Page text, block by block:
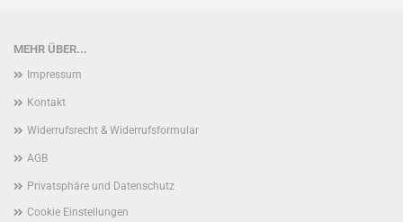
MEHR ÜBER...
Impressum
Kontakt
Widerrufsrecht & Widerrufsformular
AGB
Privatsphäre und Datenschutz
Cookie Einstellungen